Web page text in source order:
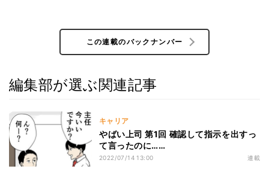
この連載のバックナンバー
編集部が選ぶ関連記事
キャリア
やばい上司 第1回 確認して指示を出すっ
て言ったのに……
2022/07/14 13:00 連載